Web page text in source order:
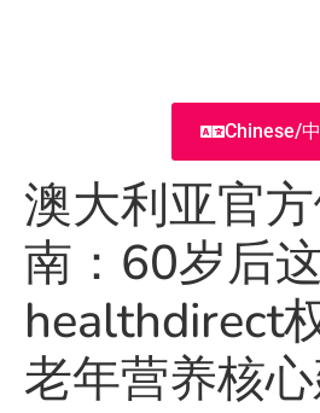
Chinese/
澳大利亚官
南：60岁后
healthdirect
老年营养核